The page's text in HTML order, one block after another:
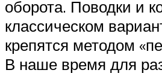
оборота. Поводки и
классическом
крепятся методом
В наше время для